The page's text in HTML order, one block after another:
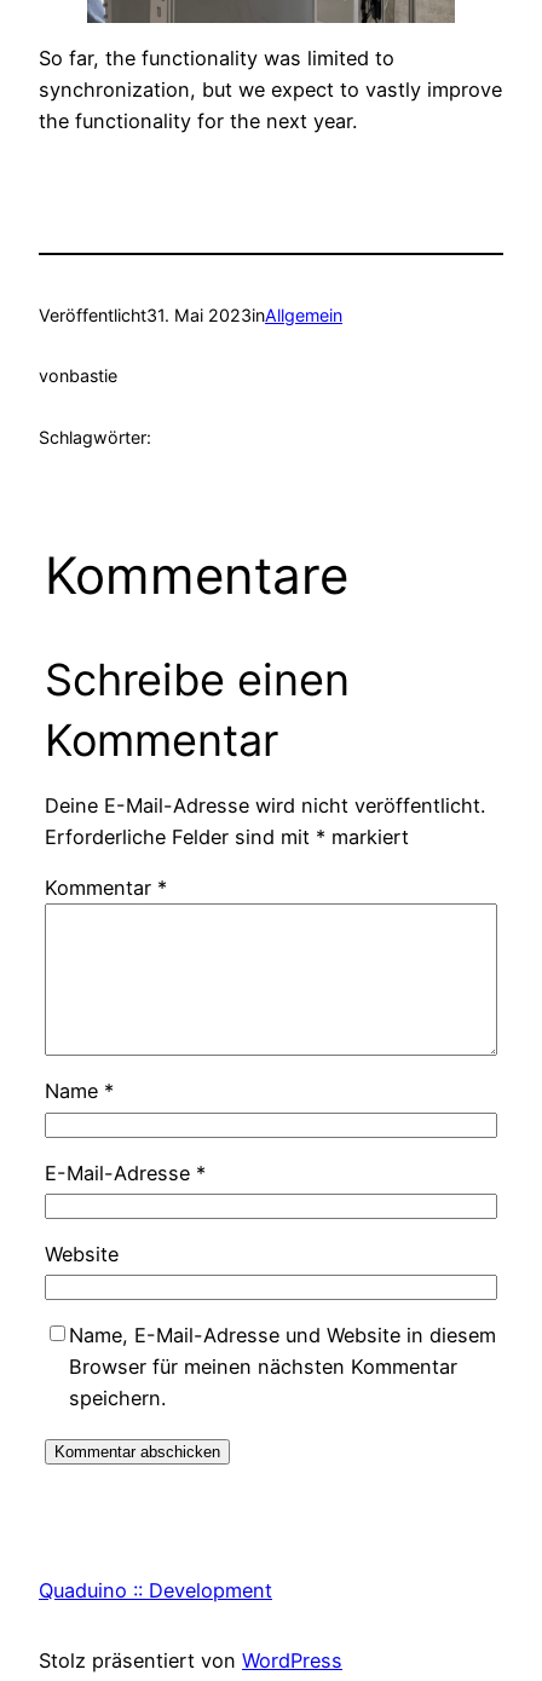
So far, the functionality was limited to
synchronization, but we expect to vastly improve
the functionality for the next year.
Veröffentlicht31. Mai 2023inAllgemein
vonbastie
Schlagwörter:
Kommentare
Schreibe einen
Kommentar
Deine E-Mail-Adresse wird nicht veröffentlicht.
Erforderliche Felder sind mit * markiert
Kommentar *
Name *
E-Mail-Adresse *
Website
Name, E-Mail-Adresse und Website in diesem
Browser für meinen nächsten Kommentar
speichern.
Quaduino :: Development
Stolz präsentiert von WordPress